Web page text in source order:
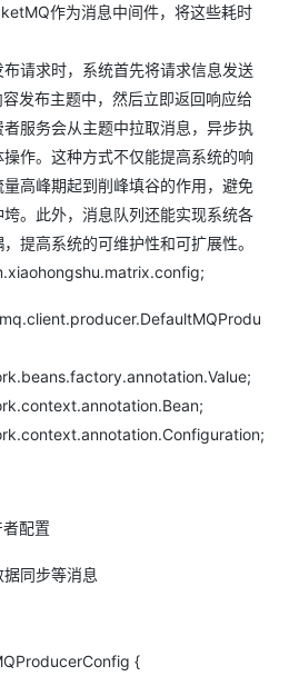
作为消息中间件，将这些耗时
请求时，系统首先将请求信息发送
发布主题中，然后立即返回响应给
服务会从主题中拉取消息，异步执
作。这种方式不仅能提高系统的响
高峰期起到削峰填谷的作用，避免
。此外，消息队列还能实现系统各
提高系统的可维护性和可扩展性。
配置
同步等消息
{